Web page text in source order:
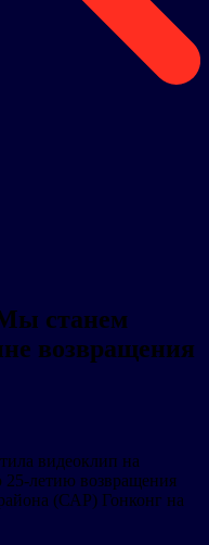
станем
возвращения
видеоклип на
летию возвращения
(САР) Гонконг на